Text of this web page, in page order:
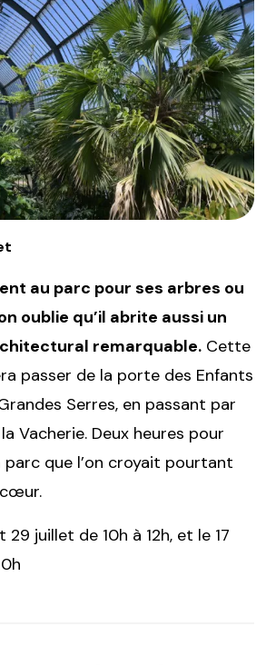
au parc pour ses arbres ou
oublie qu’il abrite aussi un
remarquable. Cette
passer de la porte des Enfants
Serres, en passant par
Vacherie. Deux heures pour
que l’on croyait pourtant
29 juillet de 10h à 12h, et le 17